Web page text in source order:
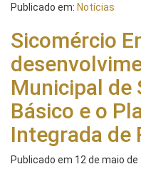
Publicado em: Notícias
Sicomércio
Municipal de
Básico e o
Integrada de
Publicado em 12 de maio de